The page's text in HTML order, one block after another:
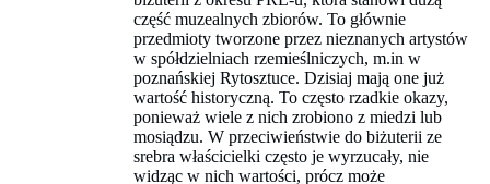
część muzealnych zbiorów. To głównie
przedmioty tworzone przez nieznanych artystów
w spółdzielniach rzemieślniczych, m.in w
poznańskiej Rytosztuce. Dzisiaj mają one już
wartość historyczną. To często rzadkie okazy,
ponieważ wiele z nich zrobiono z miedzi lub
mosiądzu. W przeciwieństwie do biżuterii ze
srebra właścicielki często je wyrzucały, nie
widząc w nich wartości, prócz może